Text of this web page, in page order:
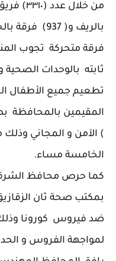
ثابته بالوحدات الصحية
تطعيم جميع الأطفال
) الآمن و المجاني وذلك
الخامسة مساء.
كما حرص محافظ
بمكتب صحة ثان
ضد فيروس كورونا وذلك
لمواجهة الفروس و